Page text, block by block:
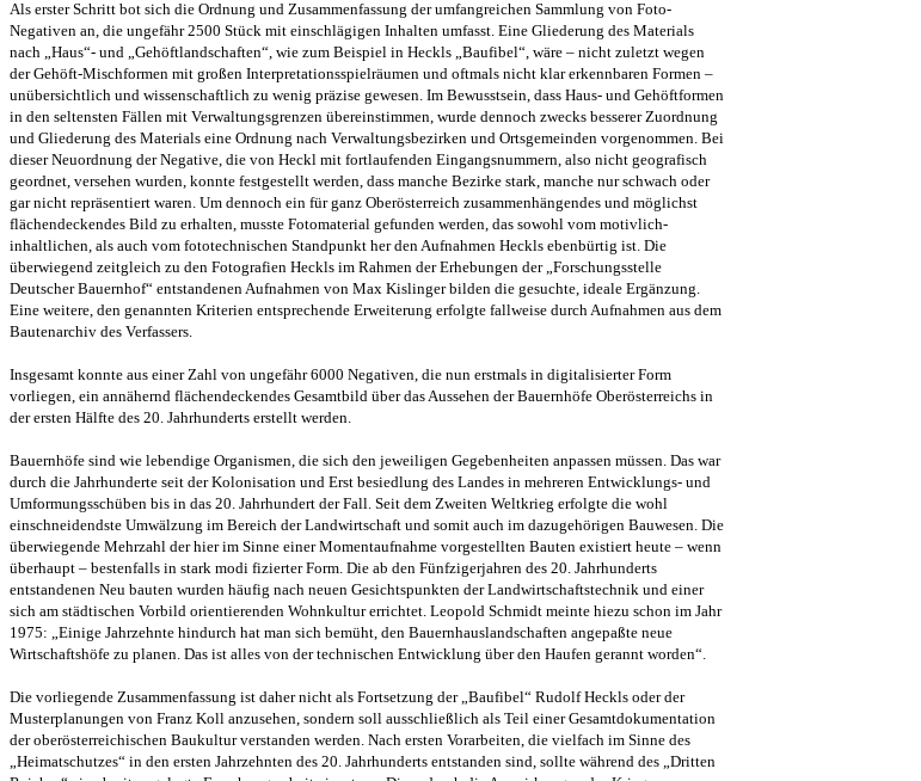
Als erster Schritt bot sich die Ordnung und Zusammenfassung der umfangreichen Sammlung von Foto-
Negativen an, die ungefähr 2500 Stück mit einschlägigen Inhalten umfasst. Eine Gliederung des Materials
nach „Haus“- und „Gehöftlandschaften“, wie zum Beispiel in Heckls „Baufibel“, wäre – nicht zuletzt wegen
der Gehöft-Mischformen mit großen Interpretationsspielräumen und oftmals nicht klar erkennbaren Formen –
unübersichtlich und wissenschaftlich zu wenig präzise gewesen. Im Bewusstsein, dass Haus- und Gehöftformen
in den seltensten Fällen mit Verwaltungsgrenzen übereinstimmen, wurde dennoch zwecks besserer Zuordnung
und Gliederung des Materials eine Ordnung nach Verwaltungsbezirken und Ortsgemeinden vorgenommen. Bei
dieser Neuordnung der Negative, die von Heckl mit fortlaufenden Eingangsnummern, also nicht geografisch
geordnet, versehen wurden, konnte festgestellt werden, dass manche Bezirke stark, manche nur schwach oder
gar nicht repräsentiert waren. Um dennoch ein für ganz Oberösterreich zusammenhängendes und möglichst
flächendeckendes Bild zu erhalten, musste Fotomaterial gefunden werden, das sowohl vom motivlich-
inhaltlichen, als auch vom fototechnischen Standpunkt her den Aufnahmen Heckls ebenbürtig ist. Die
überwiegend zeitgleich zu den Fotografien Heckls im Rahmen der Erhebungen der „Forschungsstelle
Deutscher Bauernhof“ entstandenen Aufnahmen von Max Kislinger bilden die gesuchte, ideale Ergänzung.
Eine weitere, den genannten Kriterien entsprechende Erweiterung erfolgte fallweise durch Aufnahmen aus dem
Bautenarchiv des Verfassers.
Insgesamt konnte aus einer Zahl von ungefähr 6000 Negativen, die nun erstmals in digitalisierter Form
vorliegen, ein annähernd flächendeckendes Gesamtbild über das Aussehen der Bauernhöfe Oberösterreichs in
der ersten Hälfte des 20. Jahrhunderts erstellt werden.
Bauernhöfe sind wie lebendige Organismen, die sich den jeweiligen Gegebenheiten anpassen müssen. Das war
durch die Jahrhunderte seit der Kolonisation und Erst besiedlung des Landes in mehreren Entwicklungs- und
Umformungsschüben bis in das 20. Jahrhundert der Fall. Seit dem Zweiten Weltkrieg erfolgte die wohl
einschneidendste Umwälzung im Bereich der Landwirtschaft und somit auch im dazugehörigen Bauwesen. Die
überwiegende Mehrzahl der hier im Sinne einer Momentaufnahme vorgestellten Bauten existiert heute – wenn
überhaupt – bestenfalls in stark modi fizierter Form. Die ab den Fünfzigerjahren des 20. Jahrhunderts
entstandenen Neu bauten wurden häufig nach neuen Gesichtspunkten der Landwirtschaftstechnik und einer
sich am städtischen Vorbild orientierenden Wohnkultur errichtet. Leopold Schmidt meinte hiezu schon im Jahr
1975: „Einige Jahrzehnte hindurch hat man sich bemüht, den Bauernhauslandschaften angepaßte neue
Wirtschaftshöfe zu planen. Das ist alles von der technischen Entwicklung über den Haufen gerannt worden“.
Die vorliegende Zusammenfassung ist daher nicht als Fortsetzung der „Baufibel“ Rudolf Heckls oder der
Musterplanungen von Franz Koll anzusehen, sondern soll ausschließlich als Teil einer Gesamtdokumentation
der oberösterreichischen Baukultur verstanden werden. Nach ersten Vorarbeiten, die vielfach im Sinne des
„Heimatschutzes“ in den ersten Jahrzehnten des 20. Jahrhunderts entstanden sind, sollte während des „Dritten